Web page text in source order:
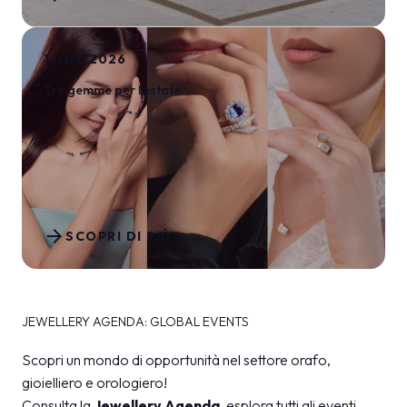
17/07/2026
Tre gemme per l’estate
SCOPRI DI PIÙ
arrow_forward
JEWELLERY AGENDA: GLOBAL EVENTS
Scopri un mondo di opportunità nel settore orafo,
gioielliero e orologiero!